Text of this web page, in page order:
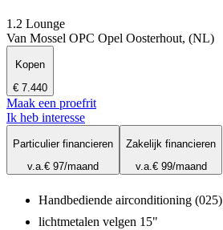
1.2 Lounge
Van Mossel OPC Opel Oosterhout, (NL)
Kopen
€ 7.440
Maak een proefrit
Ik heb interesse
Particulier financieren
v.a.€ 97/maand
Zakelijk financieren
v.a.€ 99/maand
Handbediende airconditioning (025)
lichtmetalen velgen 15"